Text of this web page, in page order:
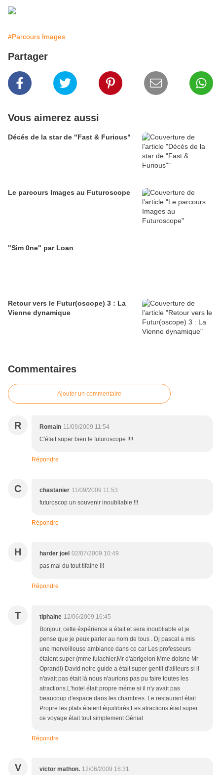
#Parcours Images
Partager
Vous aimerez aussi
Décés de la star de "Fast & Furious"
Le parcours Images au Futuroscope
"Sim 0ne" par Loan
Retour vers le Futur(oscope) 3 : La
Vienne dynamique
Commentaires
Ajouter un commentaire
R Romain 11/09/2009 11:54
C'était super bien le futuroscope !!!!
Répondre
C chastanier 11/09/2009 11:53
futuroscop un souvenir inoubliable !!!
Répondre
H harder joel 02/07/2009 10:49
pas mal du tout tifaine !!!
Répondre
T tiphaine 12/06/2009 16:45
Bonjour, cette éxpérience a était et sera inoubliable et je
pense que je peux parler au nom de tous . Dj pascal a mis
une merveilleuse ambiance dans ce car Les professeurs
étaient super (mme fulachier,Mr d'abrigeion Mme doisne Mr
Oprandi) David notre guide a était super gentil d'ailleurs si il
n'avait pas était là nous n'aurions pas pu faire toutes les
atractions.L'hotel était propre méme si il n'y avait pas
beaucoup d'espace dans les chambres. Le restaurant était
Propre les plats étaient équilibrés,Les atractions était super.
ce voyage était tout simplement Génial
Répondre
V victor mathon. 12/06/2009 16:31